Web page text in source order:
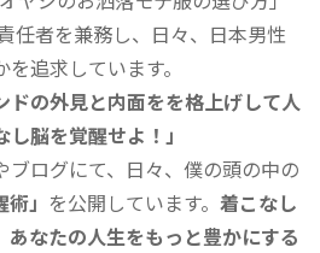
任者を兼務し、日々、日本男性
追求しています。
ドの外見と内面をを格上げして人
脳を覚醒せよ！」
ブログにて、日々、僕の頭の中の
」 を公開しています。 着こなし
あなたの人生をもっと豊かにする